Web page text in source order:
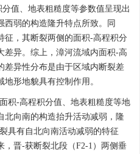
值、地表粗糙度等参数值呈现出
西弱的构造隆升特点所致。同
征，其断裂两侧的面积-高程积分
差异。综上，漳河流域内面积-高
差异性分布是由于区域内断裂差
形地貌具有控制作用。
积-高程积分值、地表粗糙度等地
北向南的构造抬升活动减弱，隆
具有自北向南活动减弱的特征
，晋-获断裂北段（F2-1）两侧垂